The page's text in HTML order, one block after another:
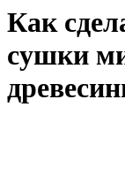
Как
сушки